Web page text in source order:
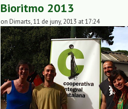
Bioritmo 2013
on Dimarts, 11 de juny, 2013 at 17:24